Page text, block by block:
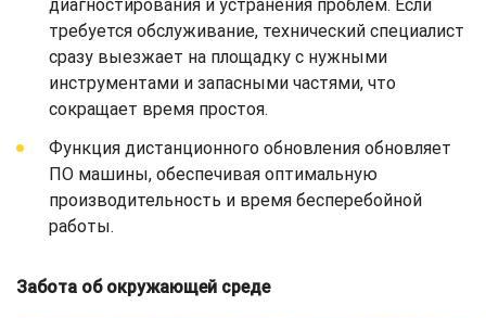
диагностирования и устранения проблем. Если
требуется обслуживание, технический специалист
сразу выезжает на площадку с нужными
инструментами и запасными частями, что
сокращает время простоя.
Функция дистанционного обновления обновляет
ПО машины, обеспечивая оптимальную
производительность и время бесперебойной
работы.
Забота об окружающей среде